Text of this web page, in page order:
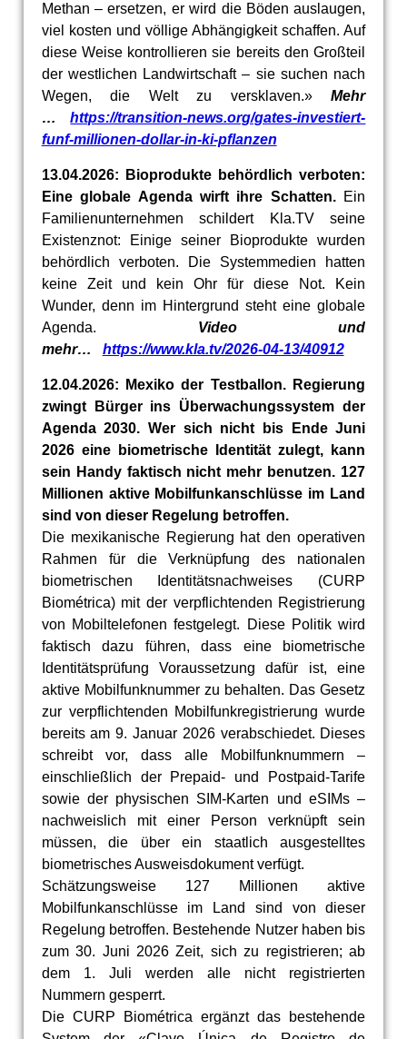
Methan – ersetzen, er wird die Böden auslaugen,
viel kosten und völlige Abhängigkeit schaffen. Auf
diese Weise kontrollieren sie bereits den Großteil
der westlichen Landwirtschaft – sie suchen nach
Wegen, die Welt zu versklaven.»Mehr
…https://transition-news.org/gates-investiert-
funf-millionen-dollar-in-ki-pflanzen
13.04.2026: Bioprodukte behördlich verboten:
Eine globale Agenda wirft ihre Schatten.Ein
Familienunternehmen schildert Kla.TV seine
Existenznot: Einige seiner Bioprodukte wurden
behördlich verboten. Die Systemmedien hatten
keine Zeit und kein Ohr für diese Not. Kein
Wunder, denn im Hintergrund steht eine globale
Agenda. Video und
mehr… https://www.kla.tv/2026-04-13/40912
12.04.2026: Mexiko der Testballon. Regierung
zwingt Bürger ins Überwachungssystem der
Agenda 2030. Wer sich nicht bis Ende Juni
2026 eine biometrische Identität zulegt, kann
sein Handy faktisch nicht mehr benutzen. 127
Millionen aktive Mobilfunkanschlüsse im Land
sind von dieser Regelung betroffen.
Die mexikanische Regierung hat den operativen
Rahmen für die Verknüpfung des nationalen
biometrischen Identitätsnachweises (CURP
Biométrica) mit der verpflichtenden Registrierung
von Mobiltelefonen festgelegt. Diese Politik wird
faktisch dazu führen, dass eine biometrische
Identitätsprüfung Voraussetzung dafür ist, eine
aktive Mobilfunknummer zu behalten. Das Gesetz
zur verpflichtenden Mobilfunkregistrierung wurde
bereits am 9. Januar 2026 verabschiedet. Dieses
schreibt vor, dass alle Mobilfunknummern –
einschließlich der Prepaid- und Postpaid-Tarife
sowie der physischen SIM-Karten und eSIMs –
nachweislich mit einer Person verknüpft sein
müssen, die über ein staatlich ausgestelltes
biometrisches Ausweisdokument verfügt.
Schätzungsweise 127 Millionen aktive
Mobilfunkanschlüsse im Land sind von dieser
Regelung betroffen. Bestehende Nutzer haben bis
zum 30. Juni 2026 Zeit, sich zu registrieren; ab
dem 1. Juli werden alle nicht registrierten
Nummern gesperrt.
Die CURP Biométrica ergänzt das bestehende